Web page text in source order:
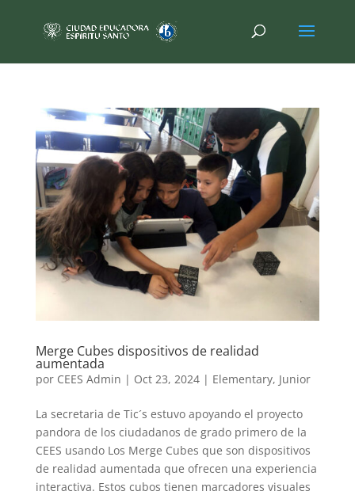
Merge Cubes dispositivos de realidad
aumentada
por CEES Admin | Oct 23, 2024| Elementary, Junior
La secretaria de Tic´s estuvo apoyando el proyecto
pandora de los ciudadanos de grado primero de la
CEES usando Los Merge Cubes que son dispositivos
de realidad aumentada que ofrecen una experiencia
interactiva. Estos cubos tienen marcadores visuales